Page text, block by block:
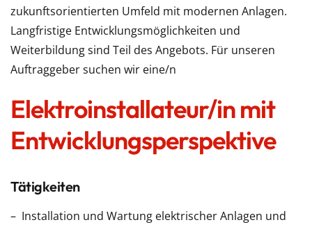
zukunftsorientierten Umfeld mit modernen Anlagen.
Langfristige Entwicklungsmöglichkeiten und
Weiterbildung sind Teil des Angebots. Für unseren
Auftraggeber suchen wir eine/n
Elektroinstallateur/in mit
Entwicklungsperspektive
Tätigkeiten
Installation und Wartung elektrischer Anlagen und